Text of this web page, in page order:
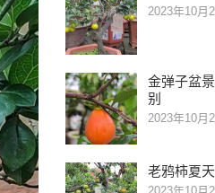
2023年10月
金弹子盆
别
2023年10月
老鸦柿夏